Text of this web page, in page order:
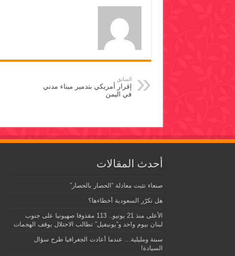
السابق
إقرار أمريكي بتدمير ميناء مدني
في اليمن
أحدث المقالات
صنعاء تثبت معادلة “الحصار بالحصار”
هل تكرّر السعودية أخطاءها؟
الأعلى منذ 21 يونيو.. 113 مقذوفا صهيونيا على جنوب
لبنان بيوم واحد و”يونيفيل” تطالب الاحتلال بوقف الهجمات
سبتة ومليلية… عندما أعادت الجغرافيا طرح سؤال
السيادة!